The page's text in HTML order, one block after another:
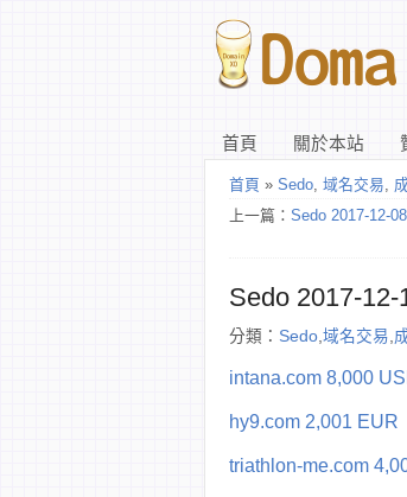
首頁 關於本站
首頁 » Sedo, 域名交易,
上一篇： Sedo 2017-12-
Sedo 2017-12-
分類： Sedo,域名交易,
intana.com 8,000
hy9.com 2,001 EUR
triathlon-me.com